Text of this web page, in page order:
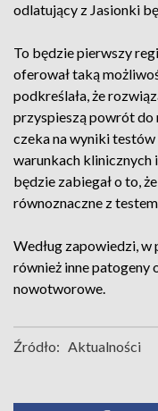
odlatujący z Jasionki
To będzie pierwszy
oferował taką
podkreślała, że
przyspieszą powrót do
czeka na wyniki
warunkach klinicznych
będzie zabiegał o to,
równoznaczne z
Według zapowiedzi, w
również inne patogeny
nowotworowe.
Źródło: Aktualności